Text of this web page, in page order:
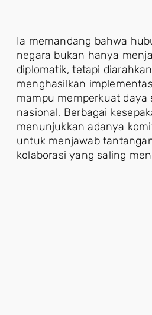
Ia memandang bahwa
negara bukan hanya
diplomatik, tetapi
menghasilkan
mampu memperkuat daya
nasional. Berbagai
menunjukkan adanya
untuk menjawab
kolaborasi yang saling